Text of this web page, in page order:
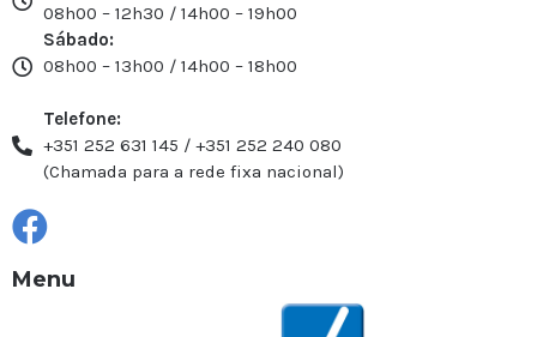
08h00 – 12h30 / 14h00 – 19h00
Sábado:
08h00 – 13h00 / 14h00 – 18h00
Telefone:
+351 252 631 145 / +351 252 240 080
(Chamada para a rede fixa nacional)
Menu